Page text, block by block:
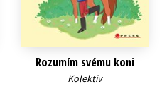
Rozumím svému koni
Kolektiv